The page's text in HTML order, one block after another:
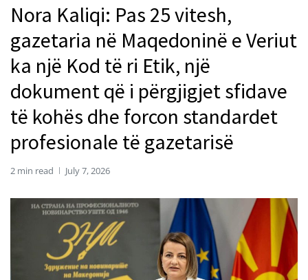
Nora Kaliqi: Pas 25 vitesh,
gazetaria në Maqedoninë e Veriut
ka një Kod të ri Etik, një
dokument që i përgjigjet sfidave
të kohës dhe forcon standardet
profesionale të gazetarisë
2 min read July 7, 2026